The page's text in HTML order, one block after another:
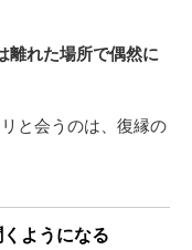
離れた場所で偶然に
と会うのは、復縁の
ようになる